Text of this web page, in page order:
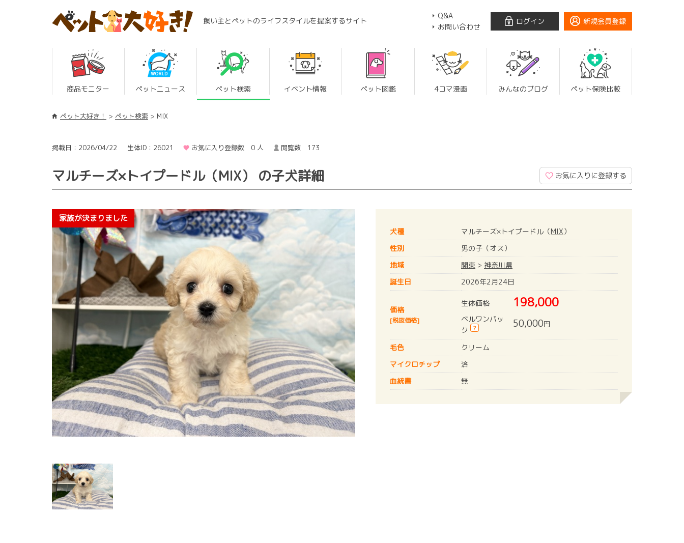
飼い主とペットのライフスタイルを提案するサイト
Q&A
お問い合わせ
ログイン 新規会員登録
商品モニター ペットニュース ペット検索 イベント情報 ペット図鑑 4コマ漫画 みんなのブログ ペット保険比較
ペット大好き！ ペット検索 MIX
掲載日：2026/04/22 生体ID：26021 お気に入り登録数 0 人 閲覧数 173
マルチーズ×トイプードル（MIX） の子犬詳細 お気に入りに登録する
犬種 マルチーズ×トイプードル（MIX）
性別
男の子（オス）
地域
関東 > 神奈川県
誕生日
2026年2月24日
価格
[税抜価格]
生体価格 198,000
ベルワンパッ
ク
? 50,000円
毛色
クリーム
マイクロチップ
済
血統書
無